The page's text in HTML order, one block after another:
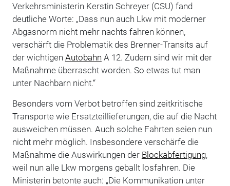
Verkehrsministerin Kerstin Schreyer (CSU) fand
deutliche Worte: „Dass nun auch Lkw mit moderner
Abgasnorm nicht mehr nachts fahren können,
verschärft die Problematik des Brenner-Transits auf
der wichtigen Autobahn A 12. Zudem sind wir mit der
Maßnahme überrascht worden. So etwas tut man
unter Nachbarn nicht.“
Besonders vom Verbot betroffen sind zeitkritische
Transporte wie Ersatzteillieferungen, die auf die Nacht
ausweichen müssen. Auch solche Fahrten seien nun
nicht mehr möglich. Insbesondere verschärfe die
Maßnahme die Auswirkungen der Blockabfertigung,
weil nun alle Lkw morgens geballt losfahren. Die
Ministerin betonte auch: „Die Kommunikation unter